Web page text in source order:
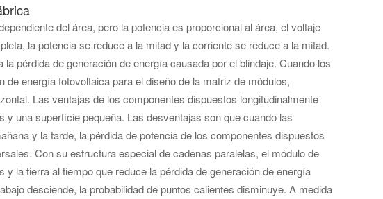
del área, pero la potencia es proporcional al área, el voltaje
la potencia se reduce a la mitad y la corriente se reduce a la mitad.
pérdida de generación de energía causada por el blindaje. Cuando los
energía fotovoltaica para el diseño de la matriz de módulos,
Las ventajas de los componentes dispuestos longitudinalmente
una superficie pequeña. Las desventajas son que cuando las
y la tarde, la pérdida de potencia de los componentes dispuestos
Con su estructura especial de cadenas paralelas, el módulo de
la tierra al tiempo que reduce la pérdida de generación de energía
desciende, la probabilidad de puntos calientes disminuye. A medida